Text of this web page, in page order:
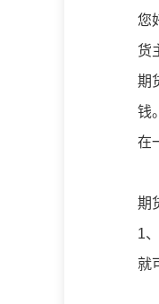
您
货
期
钱
在
期
1
就